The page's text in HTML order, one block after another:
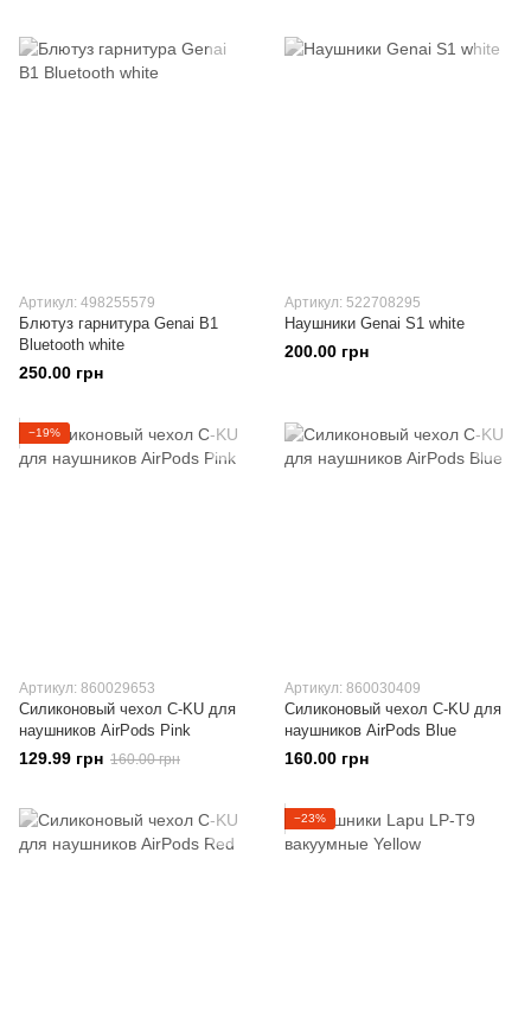
Артикул: 498255579
Блютуз гарнитура Genai B1
Bluetooth white
250.00 грн
Артикул: 522708295
Наушники Genai S1 white
200.00 грн
−19%
Артикул: 860029653
Силиконовый чехол C-KU для
наушников AirPods Pink
129.99 грн 160.00 грн
Артикул: 860030409
Силиконовый чехол C-KU для
наушников AirPods Blue
160.00 грн
−23%